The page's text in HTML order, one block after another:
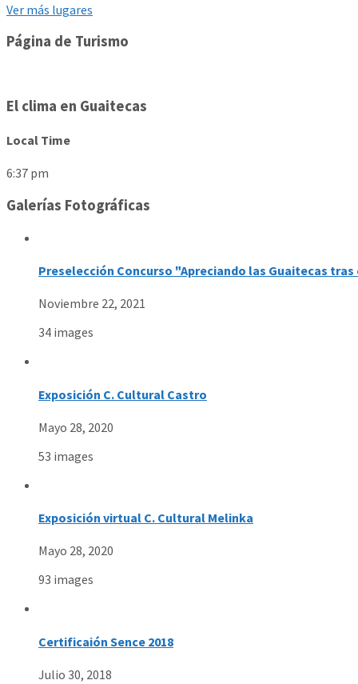
Ver más lugares
Página de Turismo
El clima en Guaitecas
Local Time
6:37 pm
Galerías Fotográficas
Preselección Concurso "Apreciando las Guaitecas
Noviembre 22, 2021
34 images
Exposición C. Cultural Castro
Mayo 28, 2020
53 images
Exposición virtual C. Cultural Melinka
Mayo 28, 2020
93 images
Certificaión Sence 2018
Julio 30, 2018